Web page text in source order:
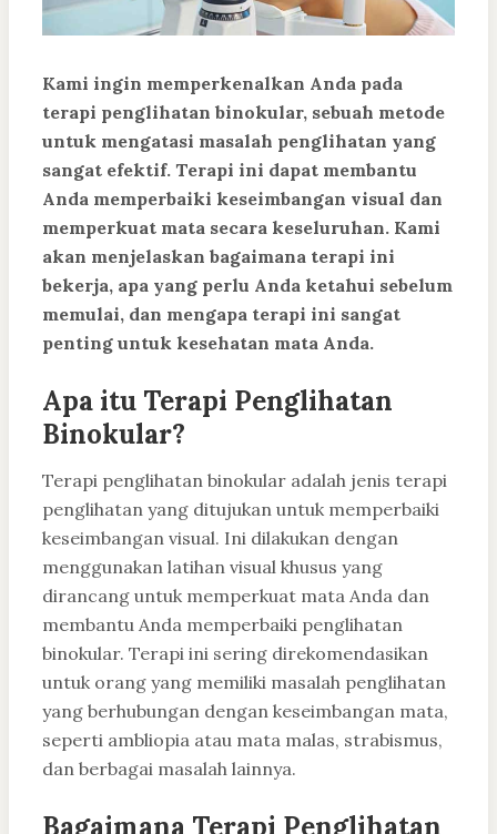
Kami ingin memperkenalkan Anda pada
terapi penglihatan binokular, sebuah metode
untuk mengatasi masalah penglihatan yang
sangat efektif. Terapi ini dapat membantu
Anda memperbaiki keseimbangan visual dan
memperkuat mata secara keseluruhan. Kami
akan menjelaskan bagaimana terapi ini
bekerja, apa yang perlu Anda ketahui sebelum
memulai, dan mengapa terapi ini sangat
penting untuk kesehatan mata Anda.
Apa itu Terapi Penglihatan
Binokular?
Terapi penglihatan binokular adalah jenis terapi
penglihatan yang ditujukan untuk memperbaiki
keseimbangan visual. Ini dilakukan dengan
menggunakan latihan visual khusus yang
dirancang untuk memperkuat mata Anda dan
membantu Anda memperbaiki penglihatan
binokular. Terapi ini sering direkomendasikan
untuk orang yang memiliki masalah penglihatan
yang berhubungan dengan keseimbangan mata,
seperti ambliopia atau mata malas, strabismus,
dan berbagai masalah lainnya.
Bagaimana Terapi Penglihatan